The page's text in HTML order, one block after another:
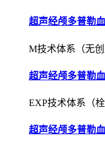
超声经颅多普勒
M技术体系（无创
超声经颅多普勒
EXP技术体系（栓
超声经颅多普勒